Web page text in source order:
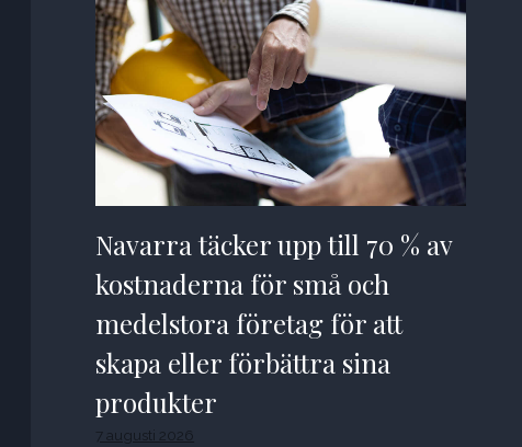
Navarra täcker upp till 70 % av
kostnaderna för små och
medelstora företag för att
skapa eller förbättra sina
produkter
7 augusti 2026